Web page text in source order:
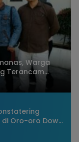
Warga
Terancam
di Oro-oro Dowo